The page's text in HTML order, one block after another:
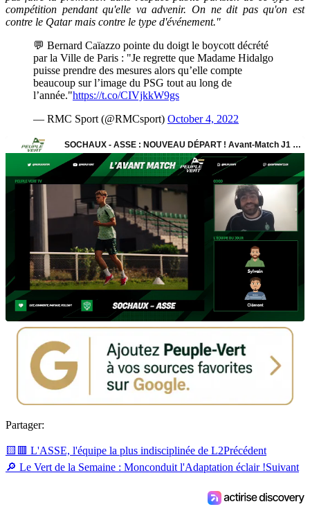
compétition pendant qu'elle va advenir. On ne dit pas qu'on est
contre le Qatar mais contre le type d'événement."
💬 Bernard Caïazzo pointe du doigt le boycott décrété
par la Ville de Paris : "Je regrette que Madame Hidalgo
puisse prendre des mesures alors qu’elle compte
beaucoup sur l’image du PSG tout au long de
l’année."https://t.co/CIVjkkW9gs
— RMC Sport (@RMCsport) October 4, 2022
Partager:
🟨🟥 L'ASSE, l'équipe la plus indisciplinée de L2Précédent
🔎 Le Vert de la Semaine : Monconduit l'Adaptation éclair !Suivant